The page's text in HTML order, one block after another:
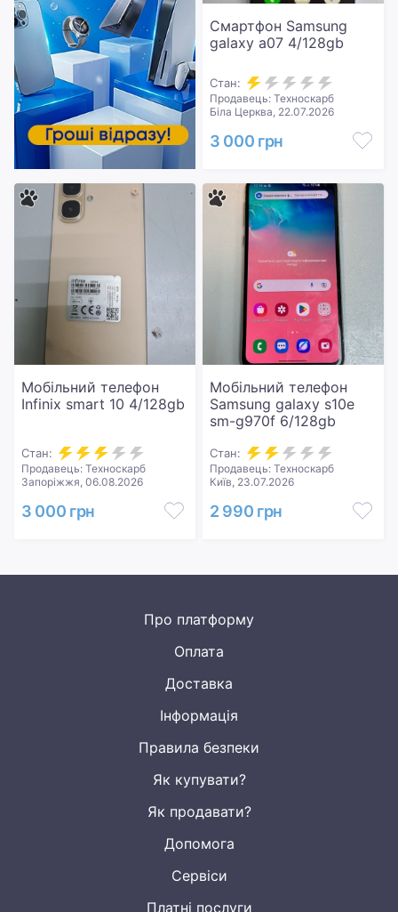
Смартфон Samsung
galaxy a07 4/128gb
Стан:
Продавець: Техноскарб
Біла Церква, 22.07.2026
3 000 грн
Мобільний телефон
Infinix smart 10 4/128gb
Стан:
Продавець: Техноскарб
Запоріжжя, 06.08.2026
3 000 грн
Мобільний телефон
Samsung galaxy s10e
sm-g970f 6/128gb
Стан:
Продавець: Техноскарб
Київ, 23.07.2026
2 990 грн
Про платформу
Оплата
Доставка
Інформація
Правила безпеки
Як купувати?
Як продавати?
Допомога
Сервіси
Платні послуги